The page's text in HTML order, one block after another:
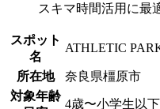
スキマ時間活用に最
スポット
名
ATHLETIC
所在地
奈良県橿原市
対象年齢
4歳〜小学生以下